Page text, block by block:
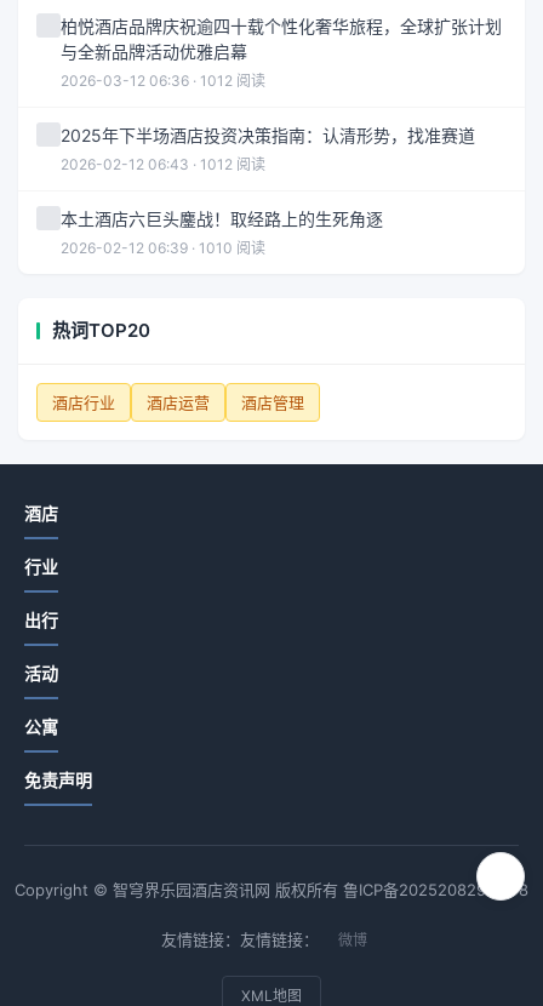
柏悦酒店品牌庆祝逾四十载个性化奢华旅程，全球扩张计划
与全新品牌活动优雅启幕
2026-03-12 06:36 · 1012 阅读
2025年下半场酒店投资决策指南：认清形势，找准赛道
2026-02-12 06:43 · 1012 阅读
本土酒店六巨头鏖战！取经路上的生死角逐
2026-02-12 06:39 · 1010 阅读
热词TOP20
酒店行业 酒店运营 酒店管理
酒店
行业
出行
活动
公寓
免责声明
Copyright © 智穹界乐园酒店资讯网 版权所有 鲁ICP备2025208294号-8
友情链接：友情链接： 微博
XML地图